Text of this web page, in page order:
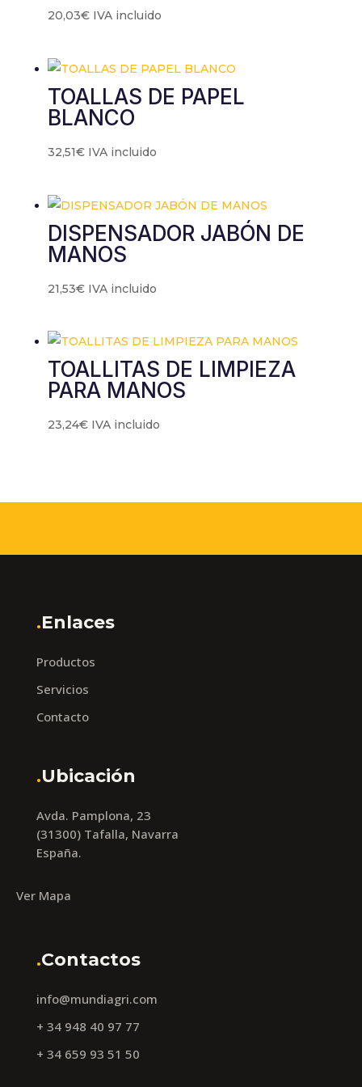
20,03€ IVA incluido
TOALLAS DE PAPEL
BLANCO
32,51€ IVA incluido
DISPENSADOR JABÓN DE
MANOS
21,53€ IVA incluido
TOALLITAS DE LIMPIEZA
PARA MANOS
23,24€ IVA incluido
.Enlaces
Productos
Servicios
Contacto
.Ubicación
Avda. Pamplona, 23
(31300) Tafalla, Navarra
España.
Ver Mapa
.Contactos
info@mundiagri.com
+ 34 948 40 97 77
+ 34 659 93 51 50
contenido y